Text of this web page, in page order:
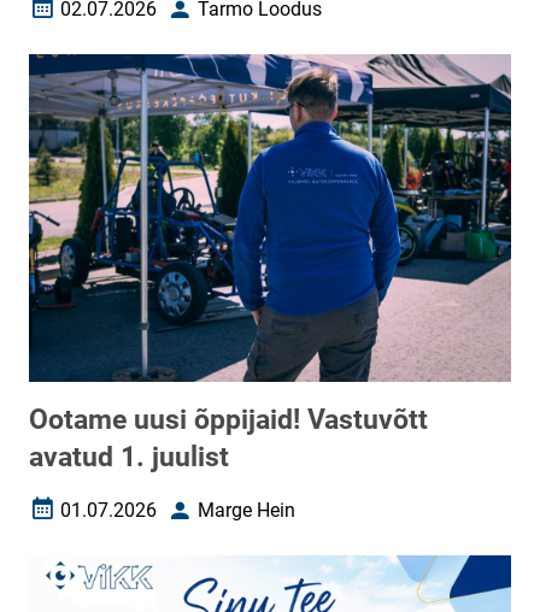
Loomise kuupäev
02.07.2026 AutorTarmo Loodus
Ootame uusi õppijaid! Vastuvõtt
avatud 1. juulist
Loomise kuupäev
01.07.2026 AutorMarge Hein